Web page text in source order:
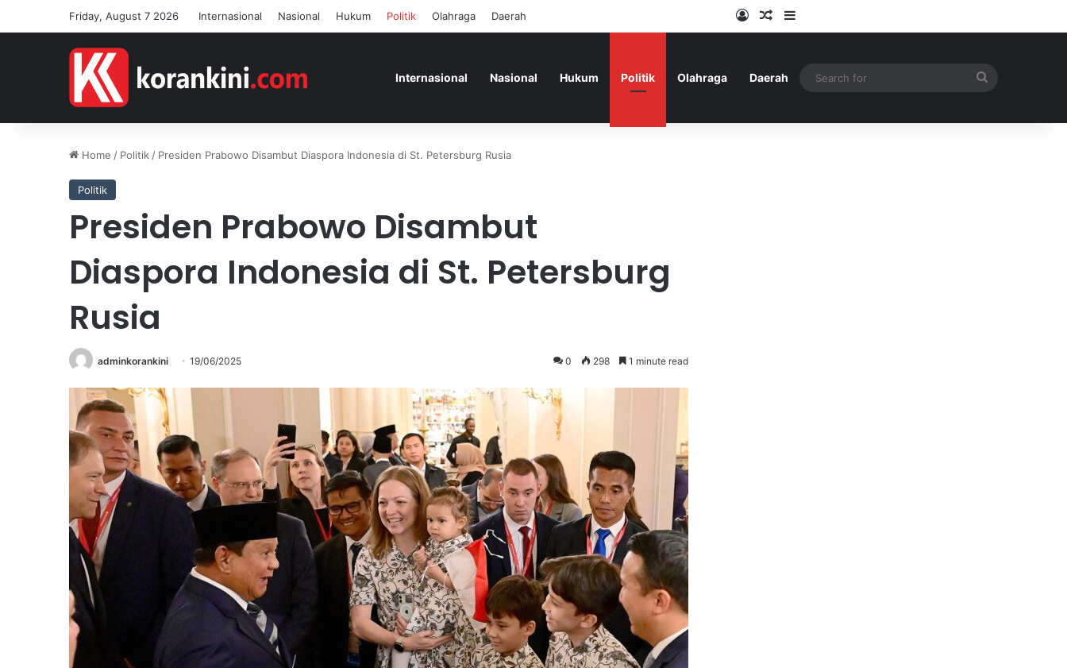
Friday, August 7 2026 Internasional Nasional Hukum Politik Olahraga Daerah Log InRandom Article
Sidebar
Internasional Nasional Hukum Politik Olahraga Daerah
Home / Politik / Presiden Prabowo Disambut Diaspora Indonesia di St. Petersburg Rusia
Politik
Presiden Prabowo Disambut
Diaspora Indonesia di St. Petersburg
Rusia
adminkorankini 19/06/2025 0 298 1 minute read